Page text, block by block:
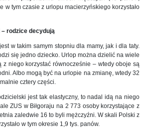
w tym czasie z urlopu macierzyńskiego korzystało
decydują
takim samym stopniu dla mamy, jak i dla taty.
się jedno dziecko. Urlop można dzielić na wiele
z niego korzystać równocześnie – wtedy oboje są
Albo mogą być na urlopie na zmianę, wtedy 32
cztery części.
jest tak elastyczny, to nadal idą na niego
ZUS w Biłgoraju na 2 773 osoby korzystające z
zaledwie 16 to byli mężczyźni. W skali Polski z
w tym okresie 1,9 tys. panów.